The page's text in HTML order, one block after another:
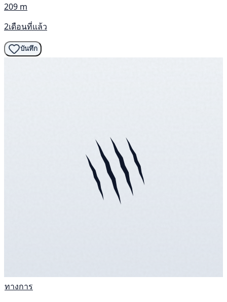
209 m
2เดือนที่แล้ว
บันทึก
ทางการ